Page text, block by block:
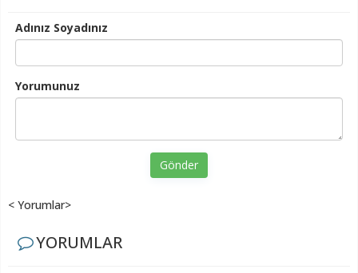
Adınız Soyadınız
Yorumunuz
Gönder
< Yorumlar>
YORUMLAR